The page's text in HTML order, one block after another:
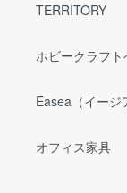
TERRITORY
ホビークラフト
Easea（イージ
オフィス家具